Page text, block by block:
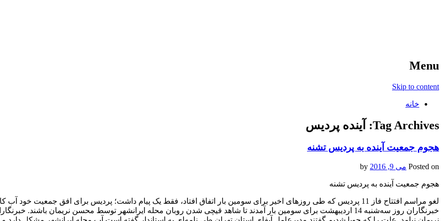
Menu
Skip to content
خانه
Tag Archives: آینده پردیس
هجوم جمعیت آینده به پردیس تشنه
Posted on می 9, 2016
هجوم جمعیت آینده به پردیس تشنه
لغو مراسم افتتاح فاز 11 پردیس که طی روزهای اخیر برای سومین بار اتفاق افتاد، فقط یک پیام داشت؛ پردیس برای افق جمعیت خود آب
خبرنگاران روز سه‌شنبه 14 اردیبهشت برای سومین بار آمدند تا شاهد قیچی شدن روبان محله ایرانشهر توسط محسن نریمان باشند.